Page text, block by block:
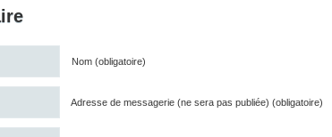
Nom (obligatoire)
Adresse de messagerie (ne sera pas publiée) (obligatoire)